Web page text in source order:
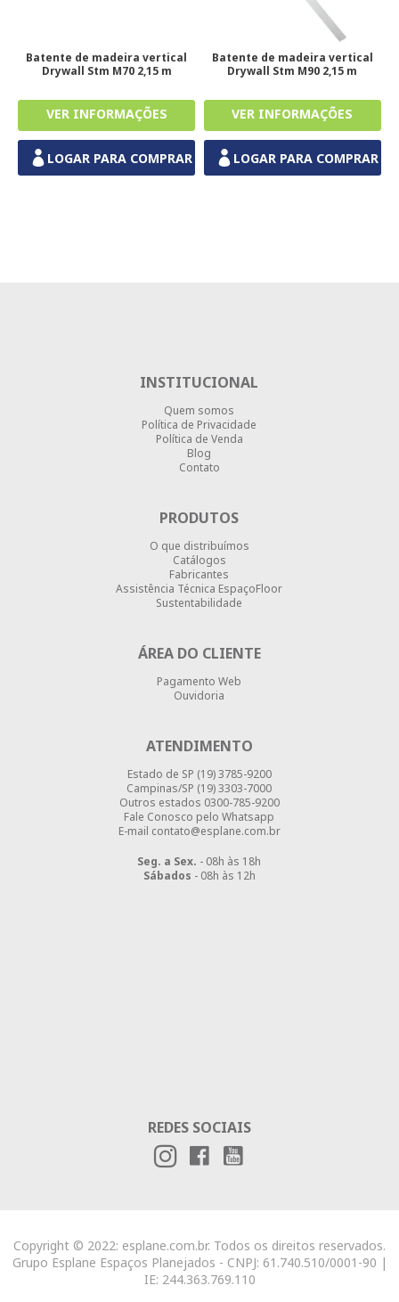
Batente de madeira vertical
Drywall Stm M70 2,15 m
LOGAR PARA COMPRAR
Batente de madeira vertical
Drywall Stm M90 2,15 m
LOGAR PARA COMPRAR
INSTITUCIONAL
Quem somos
Política de Privacidade
Política de Venda
Blog
Contato
PRODUTOS
O que distribuímos
Catálogos
Fabricantes
Assistência Técnica EspaçoFloor
Sustentabilidade
ÁREA DO CLIENTE
Pagamento Web
Ouvidoria
ATENDIMENTO
Estado de SP (19) 3785-9200
Campinas/SP (19) 3303-7000
Outros estados 0300-785-9200
Fale Conosco pelo Whatsapp
E-mail contato@esplane.com.br
Seg. a Sex. - 08h às 18h
Sábados - 08h às 12h
REDES SOCIAIS
Copyright © 2022: esplane.com.br. Todos os direitos reservados.
Grupo Esplane Espaços Planejados - CNPJ: 61.740.510/0001-90 |
IE: 244.363.769.110